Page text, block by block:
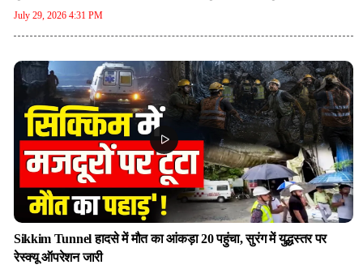
July 29, 2026 4:31 PM
Sikkim Tunnel हादसे में मौत का आंकड़ा 20 पहुंचा, सुरंग में युद्धस्तर पर
रेस्क्यू ऑपरेशन जारी